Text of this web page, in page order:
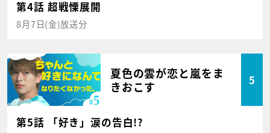
第4話 超戦慄展開
8月7日(金)放送分
夏色の雲が恋と嵐をま
きおこす
5
第5話 「好き」涙の告白!?